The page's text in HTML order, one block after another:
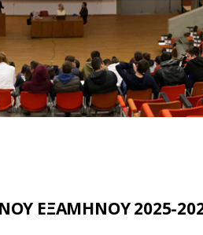
ΕΞΑΜΗΝΟΥ 2025-